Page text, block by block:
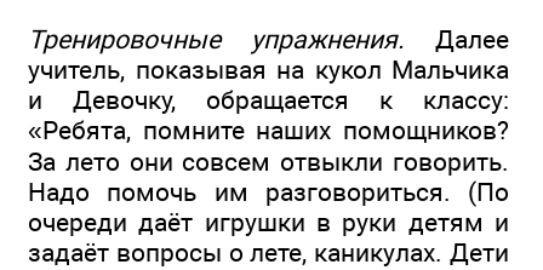
Тренировочные упражнения. Далее
учитель, показывая на кукол Мальчика
и Девочку, обращается к классу:
«Ребята, помните наших помощников?
За лето они совсем отвыкли говорить.
Надо помочь им разговориться. (По
очереди даёт игрушки в руки детям и
задаёт вопросы о лете, каникулах. Дети